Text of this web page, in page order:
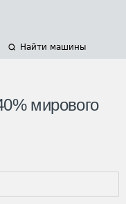
Найти машины
мирового